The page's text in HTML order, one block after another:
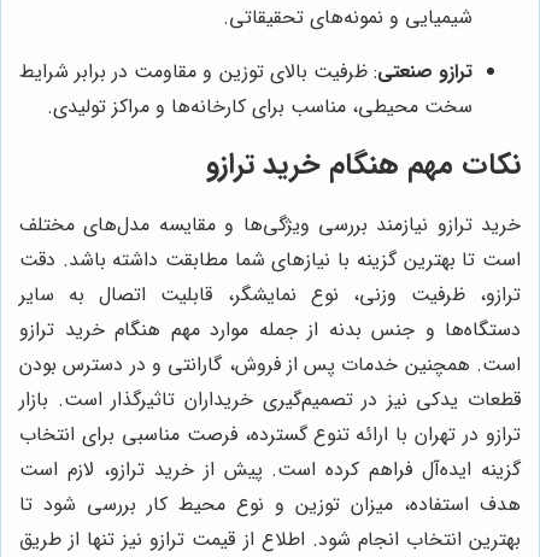
شیمیایی و نمونه‌های تحقیقاتی.
ترازو صنعتی: ظرفیت بالای توزین و مقاومت در برابر شرایط
سخت محیطی، مناسب برای کارخانه‌ها و مراکز تولیدی.
نکات مهم هنگام خرید ترازو
خرید ترازو نیازمند بررسی ویژگی‌ها و مقایسه مدل‌های مختلف
است تا بهترین گزینه با نیازهای شما مطابقت داشته باشد. دقت
ترازو، ظرفیت وزنی، نوع نمایشگر، قابلیت اتصال به سایر
دستگاه‌ها و جنس بدنه از جمله موارد مهم هنگام خرید ترازو
است. همچنین خدمات پس از فروش، گارانتی و در دسترس بودن
قطعات یدکی نیز در تصمیم‌گیری خریداران تاثیرگذار است. بازار
ترازو در تهران با ارائه تنوع گسترده، فرصت مناسبی برای انتخاب
گزینه ایده‌آل فراهم کرده است. پیش از خرید ترازو، لازم است
هدف استفاده، میزان توزین و نوع محیط کار بررسی شود تا
بهترین انتخاب انجام شود. اطلاع از قیمت ترازو نیز تنها از طریق